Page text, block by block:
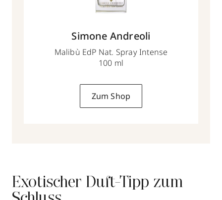
Simone Andreoli
Malibù EdP Nat. Spray Intense
100 ml
Zum Shop
Exotischer Duft-Tipp zum